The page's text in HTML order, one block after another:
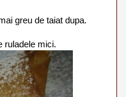
greu de taiat dupa.
ruladele mici.